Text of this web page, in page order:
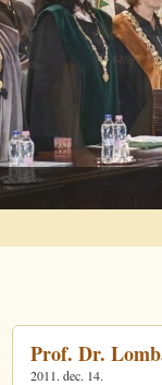
Prof. Dr.
2011. dec. 14.